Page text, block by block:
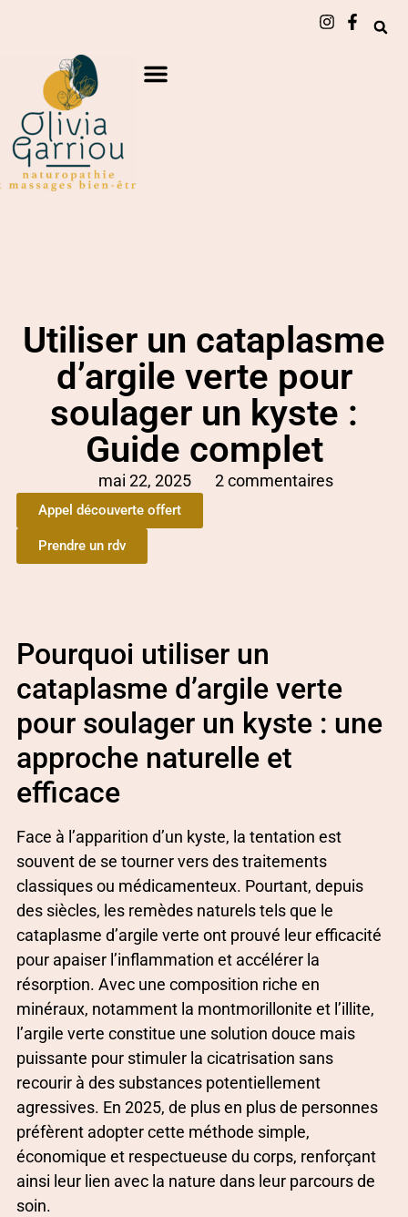
Utiliser un cataplasme
d’argile verte pour
soulager un kyste :
Guide complet
mai 22, 2025 2 commentaires
Appel découverte offert
Prendre un rdv
Pourquoi utiliser un
cataplasme d’argile verte
pour soulager un kyste : une
approche naturelle et
efficace
Face à l’apparition d’un kyste, la tentation est
souvent de se tourner vers des traitements
classiques ou médicamenteux. Pourtant, depuis
des siècles, les remèdes naturels tels que le
cataplasme d’argile verte ont prouvé leur efficacité
pour apaiser l’inflammation et accélérer la
résorption. Avec une composition riche en
minéraux, notamment la montmorillonite et l’illite,
l’argile verte constitue une solution douce mais
puissante pour stimuler la cicatrisation sans
recourir à des substances potentiellement
agressives. En 2025, de plus en plus de personnes
préfèrent adopter cette méthode simple,
économique et respectueuse du corps, renforçant
ainsi leur lien avec la nature dans leur parcours de
soin.